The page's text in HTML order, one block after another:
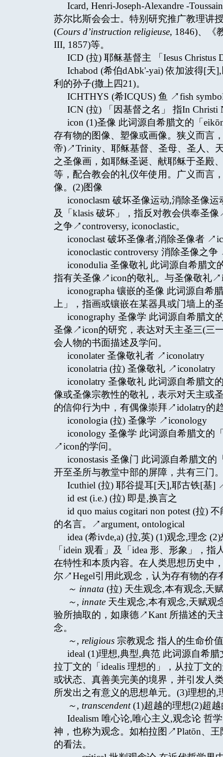
Icard, Henri-Joseph-Alexandre -
苏尔比斯会会士。特别研究推广教理讲
(Cours d’instruction religieuse, 1846)、《
III, 1857)等。
ICD (拉) 耶稣基督主 「Iesus
Ichabod (希伯dAbk'-yai) 依加波得[
利的孙子(撒上四21)。
ICHTHYS (希ICQUS) 鱼 ↗fish
ICN (拉) 「因基督之名」 指In Christi
icon (1)圣像 此词源自希腊文的「
存有物的图像、塑像或画像。狭义而言
帝)↗Trinity、耶稣基督、圣母、圣人、
之圣像画，如耶稣圣诞、献耶稣于圣殿
等，配合教会的礼仪年使用。广义而言
像。(2)图像
iconoclasm 破坏圣像运动,消除圣像
及「klasis 破坏」，指反对教会供奉圣
之争↗controversy, iconoclastic。
iconoclast 破坏圣像者,消除圣像者
iconoclastic controversy 消除圣像之争
iconodulia 圣像敬礼 此词源自希腊文
指有关圣像↗icon的敬礼。与圣像敬礼
iconographa 镶嵌的圣像 此词源自希
上」，指画或镶嵌在某器具或门墙上的
iconography 圣像学 此词源自希腊文
圣像↗icon的研究，表达对天主圣三(三
会人物的书面描述及学问。
iconolater 圣像敬礼者 ↗iconolatry
iconolatria (拉) 圣像敬礼 ↗iconolatry
iconolatry 圣像敬礼 此词源自希腊文
像或圣像宗教性的敬礼，表示对天主或
的信仰行为中，有偶像崇拜↗idolatry的
iconologia (拉) 圣像学 ↗iconology
iconology 圣像学 此词源自希腊文的
↗icon的学问。
iconostasis 圣像门 此词源自希腊文
开至圣所与教堂中部的屏障，共有三门
Icuthiel (拉) 耶谷提耳[天],耶古铁[基]
id est (i.e.) (拉) 即是,换言之
id quo maius cogitari non potest (拉)
的名言。↗argument, ontological
idea (希ivde,a) (拉,英) (1)观念,理念
「idein 观看」及「idea 形、形象」，
在特性和本质内容。在人类思想历史中
尔↗Hegel引用此观念，认为存有物的
～ innata (拉) 天生观念,本有观念,天
～, innate 天生观念,本有观念,天赋观
验所抽取的，如康德↗Kant 所描述的天
念。
～, religious 宗教观念 指人的生命价
ideal (1)理想,典型,典范 此词源自希
拉丁文的「idealis 理想的」，从拉丁文
或状态、真善美完美的境界，并引发人
所发出之有意义的思想单元。(3)理想的
～, transcendent(1)超越的理想(2)超
Idealism 唯心论,唯心主义,观念论 哲
神，也称为观念。如柏拉图↗Platōn、
的看法。